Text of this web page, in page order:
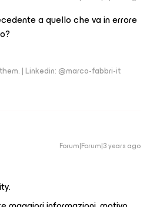
a quello che va in errore
| Linkedin: @marco-fabbri-it
Forum|Forum|3 years ago